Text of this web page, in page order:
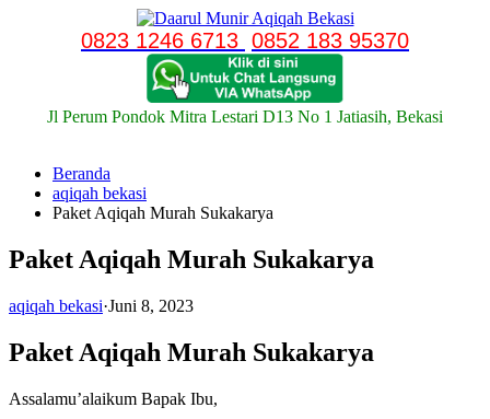
0823 1246 6713 0852 183 95370
Jl Perum Pondok Mitra Lestari D13 No 1 Jatiasih, Bekasi
Beranda
aqiqah bekasi
Paket Aqiqah Murah Sukakarya
Paket Aqiqah Murah Sukakarya
aqiqah bekasi·Juni 8, 2023
Paket Aqiqah Murah Sukakarya
Assalamu’alaikum Bapak Ibu,